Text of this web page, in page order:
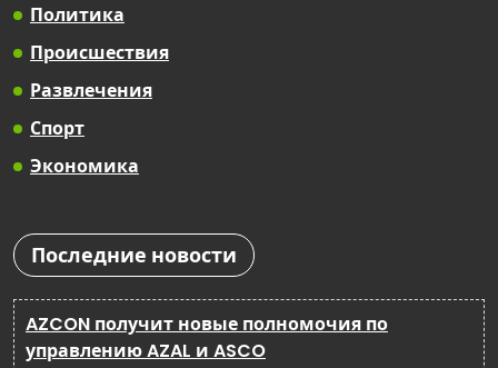
Политика
Происшествия
Развлечения
Спорт
Экономика
Последние новости
AZCON получит новые полномочия по
управлению AZAL и ASCO